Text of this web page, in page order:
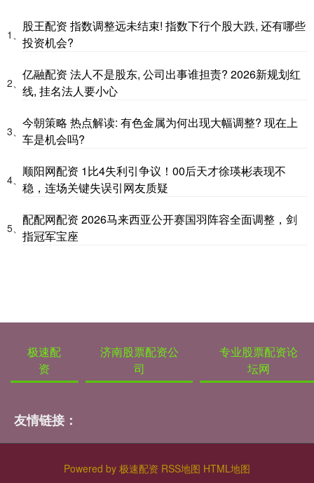
1、
股王配资 指数调整远未结束! 指数下行个股大跌, 还有哪些
投资机会?
2、
亿融配资 法人不是股东, 公司出事谁担责? 2026新规划红
线, 挂名法人要小心
3、
今朝策略 热点解读: 有色金属为何出现大幅调整? 现在上
车是机会吗?
4、
顺阳网配资 1比4失利引争议！00后天才徐瑛彬表现不
稳，连场关键失误引网友质疑
5、
配配网配资 2026马来西亚公开赛国羽阵容全面调整，剑
指冠军宝座
极速配
资
济南股票配资公
司
专业股票配资论
坛网
友情链接：
Powered by 极速配资 RSS地图 HTML地图